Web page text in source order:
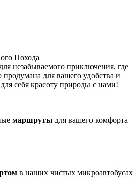
Похода
незабываемого приключения, где
продумана для вашего удобства и
себя красоту природы с нами!
маршруты для вашего комфорта
в наших чистых микроавтобусах